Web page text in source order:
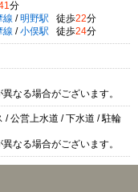
分
線 / 明野駅 徒歩22分
線 / 小俣駅 徒歩24分
なる場合がございます。
/ 公営上水道 / 下水道 / 駐輪
なる場合がございます。